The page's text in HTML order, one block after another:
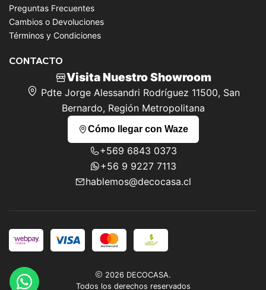
Preguntas Frecuentes
Cambios o Devoluciones
Términos y Condiciones
CONTACTO
Visita Nuestro Showroom
Pdte Jorge Alessandri Rodríguez 11500, San
Bernardo, Región Metropolitana
Cómo llegar con Waze
+569 6843 0373
+56 9 9227 7113
hablemos@decocasa.cl
2026 DECOCASA.
Todos los derechos reservados